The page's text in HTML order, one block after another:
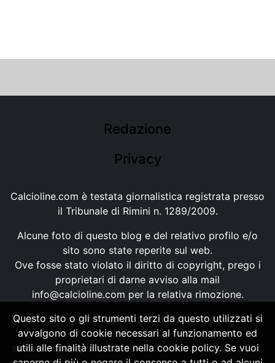
Redazione
Privacy
Calcioline.com è testata giornalistica registrata presso
il Tribunale di Rimini n. 1289/2009.
Alcune foto di questo blog e del relativo profilo e/o
sito sono state reperite sul web.
Ove fosse stato violato il diritto di copyright, prego i
proprietari di darne avviso alla mail
info@calcioline.com per la relativa rimozione.
Ogni testo e foto di proprietà di Calcioline.com non
possono essere copiati o riprodotti, senza
autorizzazione, ai sensi della normativa n.29 del 2001.
Questo sito o gli strumenti terzi da questo utilizzati si
avvalgono di cookie necessari al funzionamento ed
utili alle finalità illustrate nella cookie policy. Se vuoi